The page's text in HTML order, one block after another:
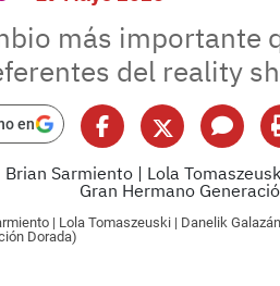
más importante
del reality
en
| Lola Tomaszeuski | Danelik
Dorada)